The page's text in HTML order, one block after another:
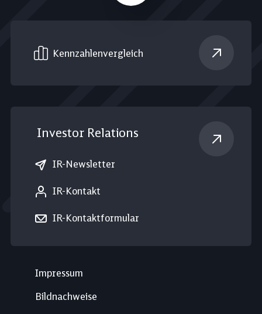
Kennzahlen­vergleich
Investor Relations
IR-Newsletter
IR-Kontakt
IR-Kontaktformular
Impressum
Bildnachweise